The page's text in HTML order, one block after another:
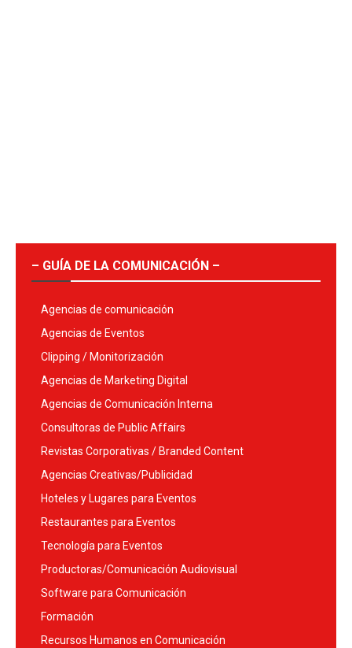
– GUÍA DE LA COMUNICACIÓN –
Agencias de comunicación
Agencias de Eventos
Clipping / Monitorización
Agencias de Marketing Digital
Agencias de Comunicación Interna
Consultoras de Public Affairs
Revistas Corporativas / Branded Content
Agencias Creativas/Publicidad
Hoteles y Lugares para Eventos
Restaurantes para Eventos
Tecnología para Eventos
Productoras/Comunicación Audiovisual
Software para Comunicación
Formación
Recursos Humanos en Comunicación